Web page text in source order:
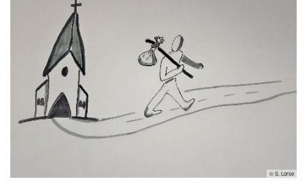
© S. Lorse